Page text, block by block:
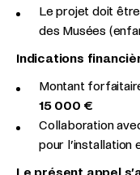
Le projet doit
des Musées
Indications
Montant
15 000 €
Collaboration
pour l’installation
Le présent appel